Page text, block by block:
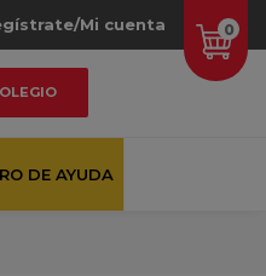
0
Mi cuenta
DE AYUDA